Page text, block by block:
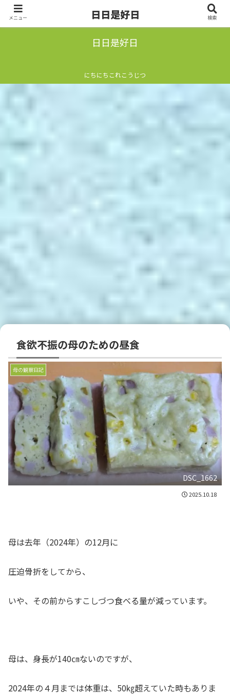
日日是好日
にちにちこれこうじつ
食欲不振の母のための昼食
母の観察日記
DSC_1662
2025.10.18
母は去年（2024年）の12月に
圧迫骨折をしてから、
いや、その前からすこしづつ食べる量が減っています。
母は、身長が140㎝ないのですが、
2024年の４月までは体重は、50㎏超えていた時もありま
メニュー 日日是好日 検索